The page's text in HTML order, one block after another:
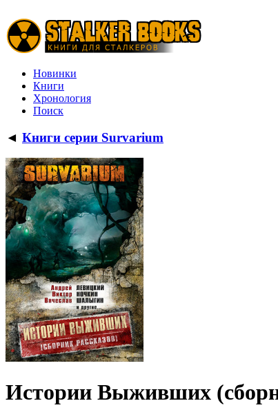
Новинки
Книги
Хронология
Поиск
◄ Книги серии Survarium
Истории Выживших